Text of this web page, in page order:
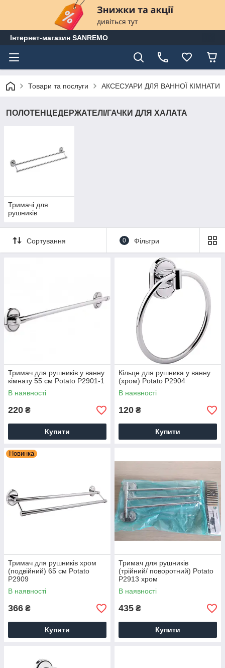
Інтернет-магазин SANREMO
Товари та послуги АКСЕСУАРИ ДЛЯ ВАННОЇ КІМНАТИ
ПОЛОТЕНЦЕДЕРЖАТЕЛІ/ГАЧКИ ДЛЯ ХАЛАТА
Тримачі для
рушників
Сортування 0 Фільтри
Тримач для рушників у ванну
кімнату 55 см Potato P2901-1
В наявності
220 ₴
Купити
Кільце для рушника у ванну
(хром) Potato P2904
В наявності
120 ₴
Купити
Новинка
Тримач для рушників хром
(подвійний) 65 см Potato
P2909
В наявності
366 ₴
Купити
Тримач для рушників
(трійний/ поворотний) Potato
P2913 хром
В наявності
435 ₴
Купити